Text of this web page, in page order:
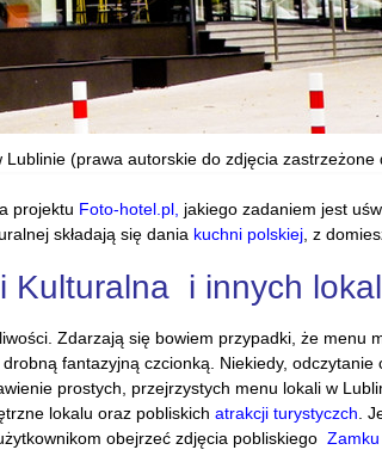
(prawa autorskie do zdjęcia zastrzeżone
projektu Foto-hotel.pl, jakiego zadaniem jest
składają się dania kuchni polskiej , z
Kulturalna i innych
Zdarzają się bowiem przypadki, że menu
fantazyjną czcionką. Niekiedy,
prostych, przejrzystych menu lokali w
lokalu oraz pobliskich atrakcji turystyczch .
obejrzeć zdjęcia pobliskiego